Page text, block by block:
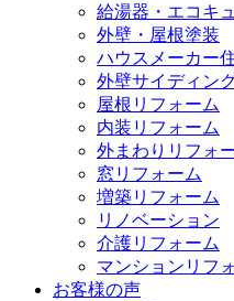
給湯器・エコキ
外壁・屋根塗装
ハウスメーカー
外壁サイディン
屋根リフォーム
内装リフォーム
外まわりリフォ
窓リフォーム
増築リフォーム
リノベーション
介護リフォーム
マンションリフ
お客様の声